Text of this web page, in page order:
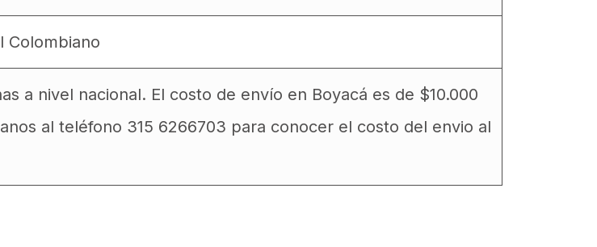
Colombiano
a nivel nacional. El costo de envío en Boyacá es de $10.000
al teléfono 315 6266703 para conocer el costo del envio al